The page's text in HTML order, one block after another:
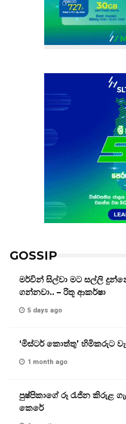
GOSSIP
මර්වින් සිල්වා මට සල්ලි
ගන්නවා.. – රිතූ ආකර්ෂා
5 days ago
‘මිස්ටර් කොත්තු’ හිමිකරුට
1 month ago
පුෂ්පිකාගේ රූ රැජින කිරුළ
කෙරේ